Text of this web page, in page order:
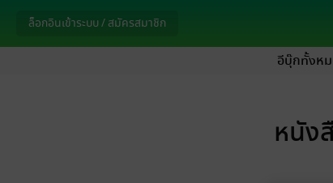
ล็อกอินเข้าระบบ / สมัครสมาชิก
อีบุ๊กทั้งห
หนัง